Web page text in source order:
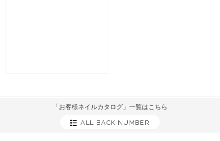
「お客様ネイルカタログ」一覧はこちら
ALL BACK NUMBER